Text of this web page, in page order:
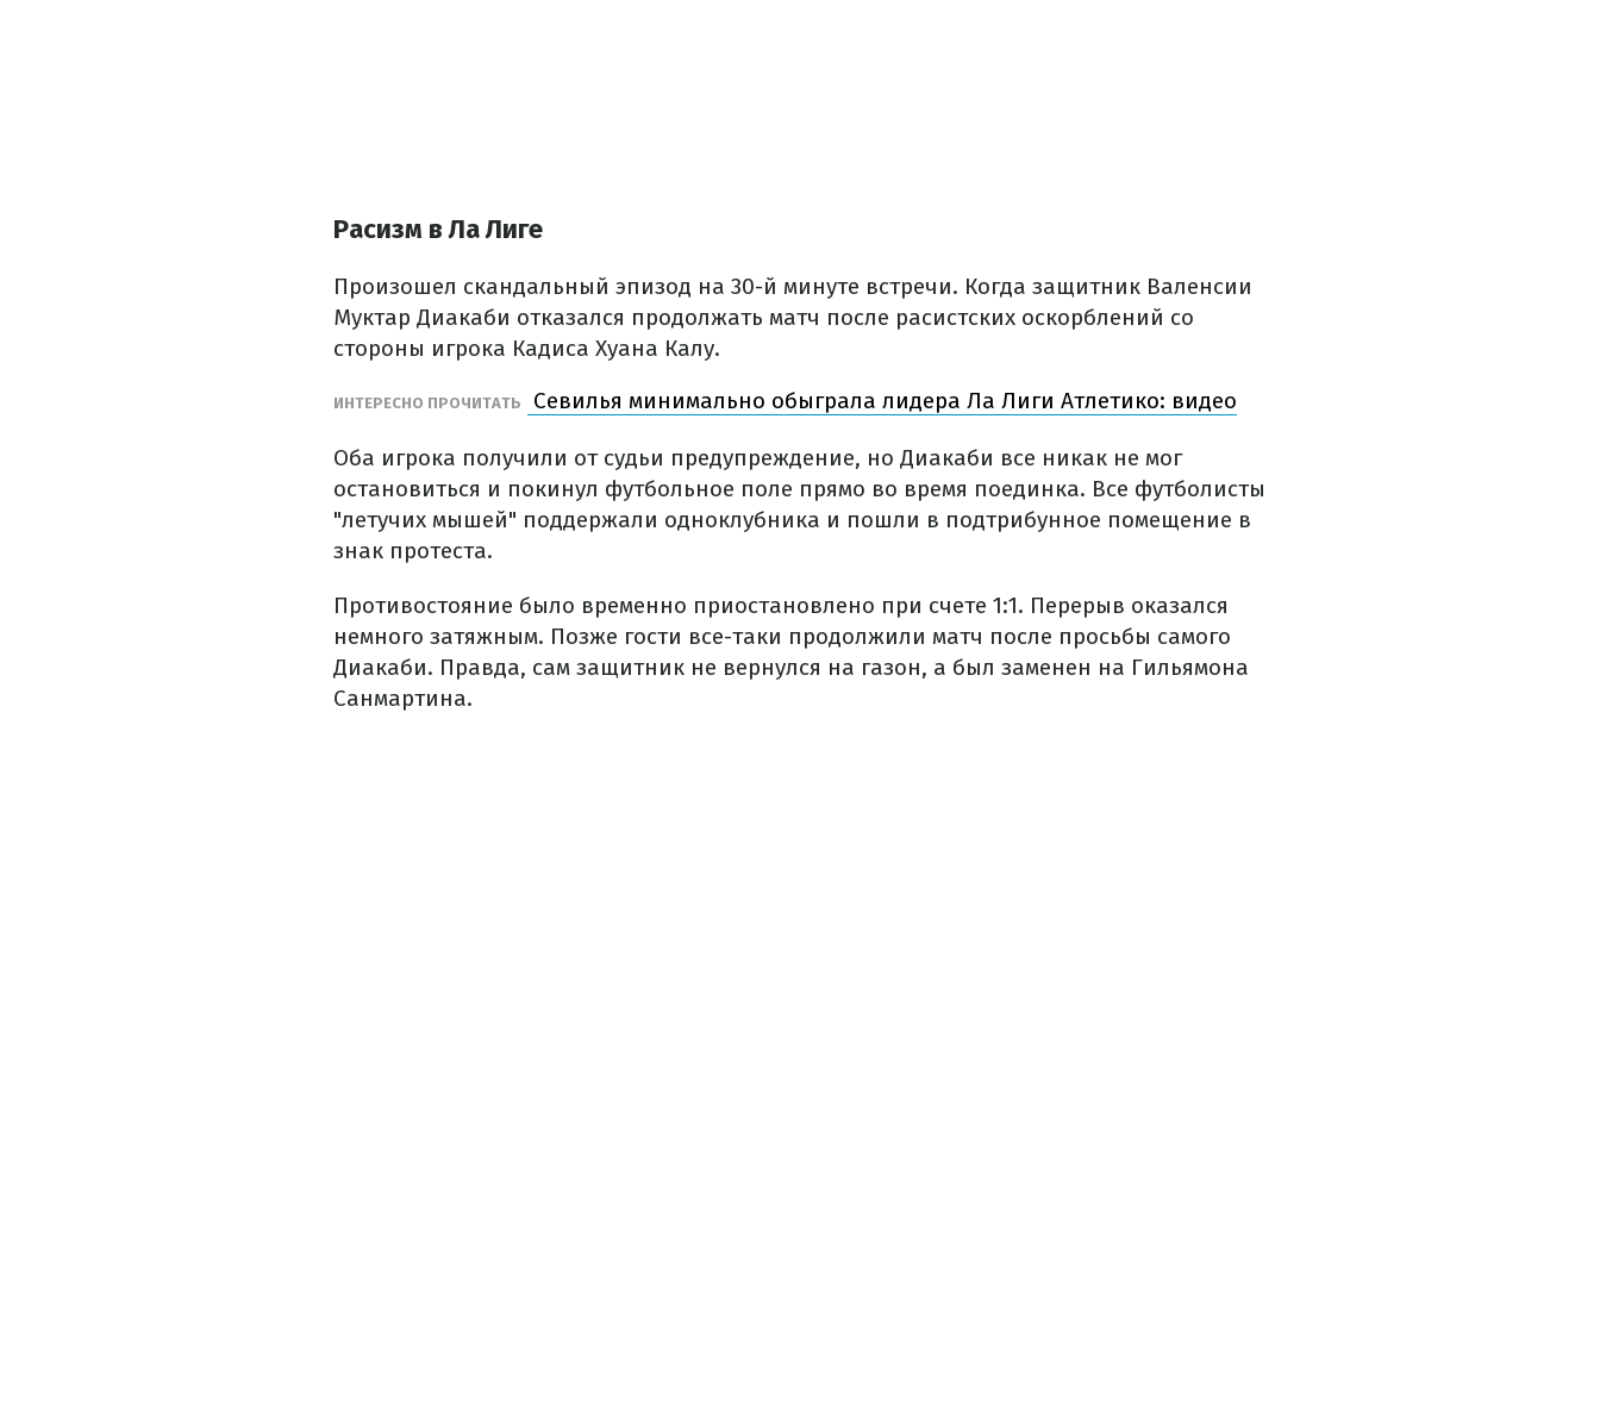
Расизм в Ла Лиге
Произошел скандальный эпизод на 30-й минуте встречи. Когда защитник Валенсии
Муктар Диакаби отказался продолжать матч после расистских оскорблений со
стороны игрока Кадиса Хуана Калу.
ИНТЕРЕСНО ПРОЧИТАТЬ Севилья минимально обыграла лидера Ла Лиги Атлетико: видео
Оба игрока получили от судьи предупреждение, но Диакаби все никак не мог
остановиться и покинул футбольное поле прямо во время поединка. Все футболисты
"летучих мышей" поддержали одноклубника и пошли в подтрибунное помещение в
знак протеста.
Противостояние было временно приостановлено при счете 1:1. Перерыв оказался
немного затяжным. Позже гости все-таки продолжили матч после просьбы самого
Диакаби. Правда, сам защитник не вернулся на газон, а был заменен на Гильямона
Санмартина.